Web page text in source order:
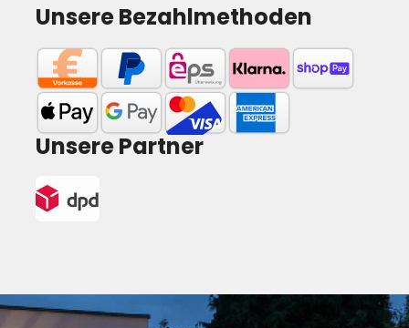
Unsere Bezahlmethoden
Unsere Partner